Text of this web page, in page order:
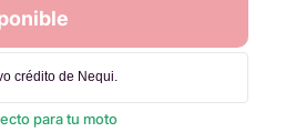
crédito de Nequi.
para tu moto